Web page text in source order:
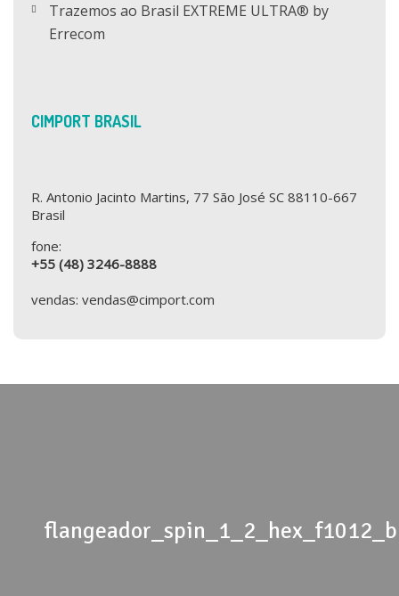
Trazemos ao Brasil EXTREME ULTRA® by
Errecom
CIMPORT BRASIL
R. Antonio Jacinto Martins, 77 São José SC 88110-667
Brasil
fone:
+55 (48) 3246-8888
vendas: vendas@cimport.com